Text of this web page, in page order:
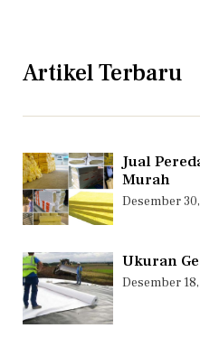
Artikel Terbaru
Jual
Murah
Desember
Ukuran
Desember